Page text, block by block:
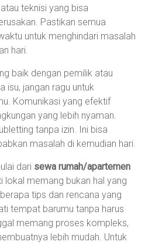
teknisi yang bisa
Pastikan semua
untuk menghindari masalah
hari.
baik dengan pemilik atau
isu, jangan ragu untuk
Komunikasi yang efektif
yang lebih nyaman.
tanpa izin. Ini bisa
masalah di kemudian hari.
dari sewa rumah/apartemen
lokal memang bukan hal yang
tips dan rencana yang
tempat barumu tanpa harus
memang proses kompleks,
lebih mudah. Untuk